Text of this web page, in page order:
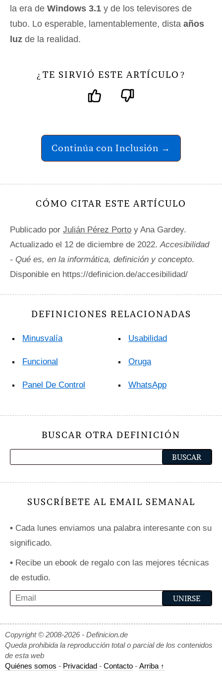
la era de Windows 3.1 y de los televisores de
tubo. Lo esperable, lamentablemente, dista años
luz de la realidad.
¿ TE SIRVIÓ ESTE ARTÍCULO ?
Continúa con Inclusión →
CÓMO CITAR ESTE ARTÍCULO
Publicado por Julián Pérez Porto y Ana Gardey.
Actualizado el 12 de diciembre de 2022. Accesibilidad
- Qué es, en la informática, definición y concepto.
Disponible en https://definicion.de/accesibilidad/
DEFINICIONES RELACIONADAS
Minusvalía
Funcional
Panel De Control
Usabilidad
Oruga
WhatsApp
BUSCAR OTRA DEFINICIÓN
SUSCRÍBETE AL EMAIL SEMANAL
• Cada lunes enviamos una palabra interesante con su
significado.
• Recibe un ebook de regalo con las mejores técnicas
de estudio.
Copyright © 2008-2026 - Definicion.de
Queda prohibida la reproducción total o parcial de los contenidos
de esta web
Quiénes somos - Privacidad - Contacto - Arriba ↑